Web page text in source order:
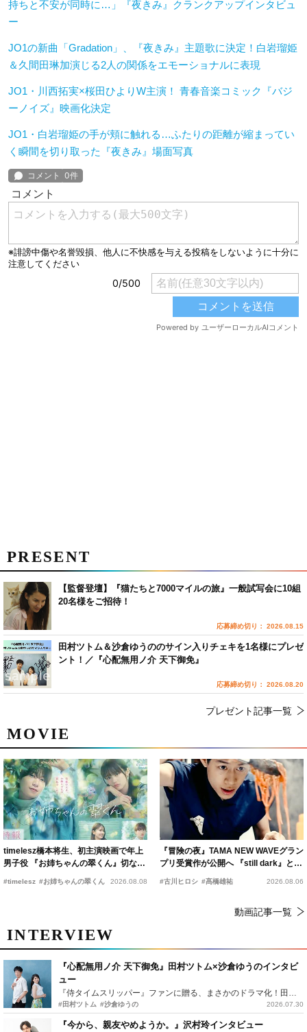
持ちと不安が同時に…」『夜きみ』クランクアップインタビュ
ー
JO1の新曲「Gradation」、『夜きみ』主題歌に決定！白岩瑠姫
＆久間田琳加演じる2人の関係をエモーショナルに表現
JO1・川西拓実×桜田ひよりW主演！ 青春音楽コミック『バジ
ーノイズ』映画化決定
JO1・白岩瑠姫の手が頬に触れる…ふたりの距離が縮まってい
く瞬間を切り取った『夜きみ』場面写真
MOVIE
timelesz橋本将生、初主演映画で年上
男子役 『お姉ちゃんの翠くん』切ない
恋の幕開けを予感
#timelesz #お姉ちゃんの翠くん 2026.08.08
『冒険の夜』TAMA NEW WAVEグラン
プリ受賞作が公開へ 『still dark』と同
時上映決定
#古川ヒロシ #髙橋雄祐 2026.08.06
動画記事一覧
INTERVIEW
『心配無用ノ介 天下御免』田村ツトム×沙倉ゆうのインタビ
ュー
#田村ツトム #沙倉ゆうの 2026.07.30
『今から、親友やめようか。』沢村玲インタビュー
PRESENT
【監督登壇】『猫たちと7000マイルの旅』一般試写会に10組
20名様をご招待！
応募締め切り： 2026.08.15
田村ツトム＆沙倉ゆうののサイン入りチェキを1名様にプレゼ
ント！／『心配無用ノ介 天下御免』
応募締め切り： 2026.08.20
プレゼント記事一覧